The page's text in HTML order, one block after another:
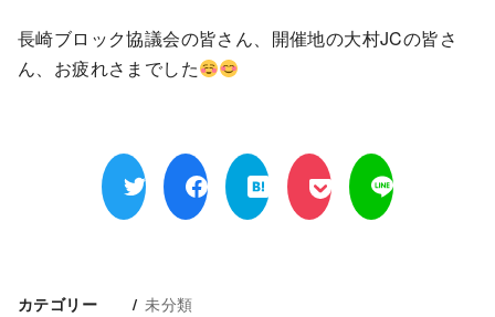
長崎ブロック協議会の皆さん、開催地の大村JCの皆さ
ん、お疲れさまでした
カテゴリー 未分類